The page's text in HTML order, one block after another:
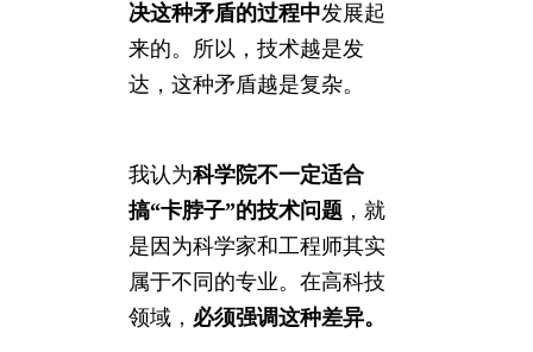
决这种矛盾的过程中发展起
来的。所以，技术越是发
达，这种矛盾越是复杂。
我认为科学院不一定适合
搞“卡脖子”的技术问题 ，就
是因为科学家和工程师其实
属于不同的专业。在高科技
领域， 必须强调这种差异。